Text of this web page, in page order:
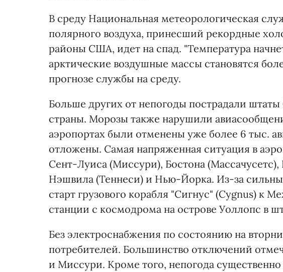
В среду Национальная метеорологическая
полярного воздуха, принесший рекордные
районы США, идет на спад. "Температура
арктические воздушные массы становятся
прогнозе службы на среду.
Больше других от непогоды пострадали
страны. Морозы также нарушили
аэропортах были отменены уже более 6 тыс.
отложены. Самая напряженная ситуация в
Сент-Луиса (Миссури), Бостона
Нэшвила (Теннеси) и Нью-Йорка. Из-за
старт грузового корабля "Сигнус" (Cygnus) к
станции с космодрома на острове Уоллопс в
Без электроснабжения по состоянию на
потребителей. Большинство отключений
и Миссури. Кроме того, непогода